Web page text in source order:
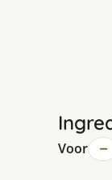
Voor −